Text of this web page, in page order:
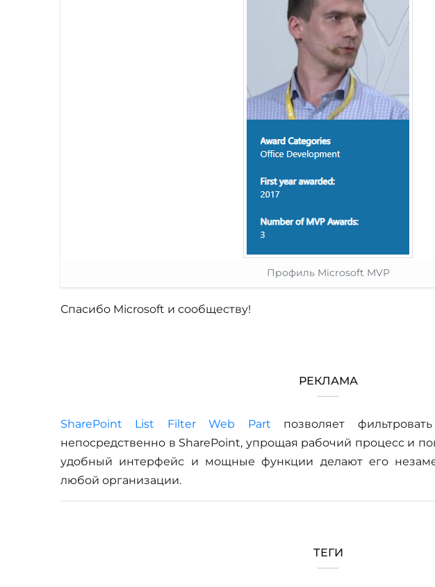
Профиль Microsoft MVP
Спасибо Microsoft и сообществу!
РЕКЛАМА
SharePoint List Filter Web Part позволяет
непосредственно в SharePoint, упрощая рабочий процесс и
удобный интерфейс и мощные функции делают его
любой организации.
ТЕГИ